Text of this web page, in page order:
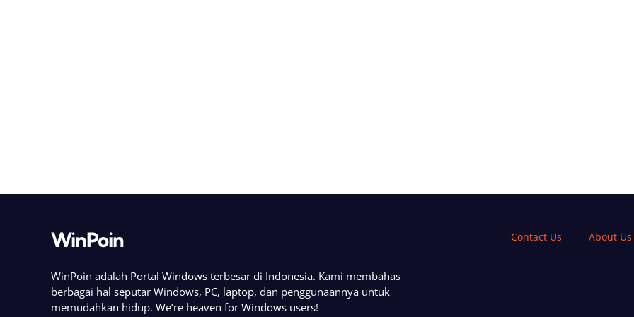
WinPoin
WinPoin adalah Portal Windows terbesar di Indonesia. Kami membahas
berbagai hal seputar Windows, PC, laptop, dan penggunaannya untuk
memudahkan hidup. We’re heaven for Windows users!
Contact Us About Us